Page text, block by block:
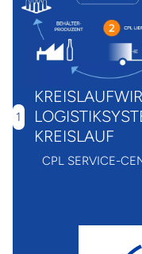
1
KREISLAUF
CPL SERVICE-